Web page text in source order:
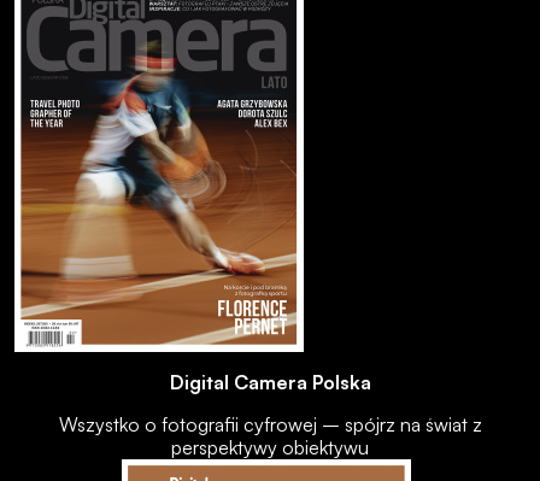
Digital Camera Polska
Wszystko o fotografii cyfrowej – spójrz na świat z
perspektywy obiektywu